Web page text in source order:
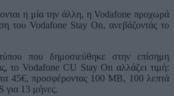
η μία την άλλη, η Vodafone προχωρά
του Vodafone Stay On, ανεβάζοντάς το
που δημοσιεύθηκε στην επίσημη
το Vodafone CU Stay On αλλάζει τιμή:
45€, προσφέροντας 100 MB, 100 λεπτά
για 13 μήνες.